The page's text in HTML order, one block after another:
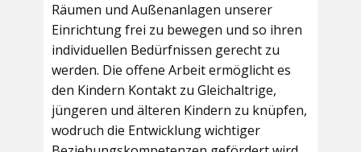
Räumen und Außenanlagen unserer
Einrichtung frei zu bewegen und so ihren
individuellen Bedürfnissen gerecht zu
werden. Die offene Arbeit ermöglicht es
den Kindern Kontakt zu Gleichaltrige,
jüngeren und älteren Kindern zu knüpfen,
wodruch die Entwicklung wichtiger